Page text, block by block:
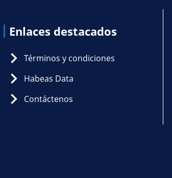
Enlaces destacados
Términos y condiciones
Habeas Data
Contáctenos